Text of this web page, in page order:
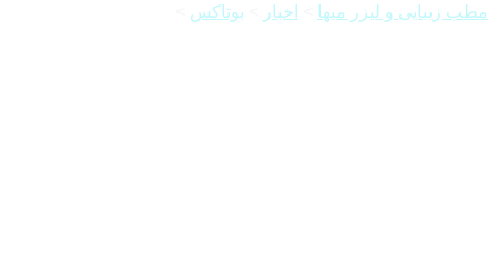
مطب زیبایی و لیزر میها اخبار بوتاکس